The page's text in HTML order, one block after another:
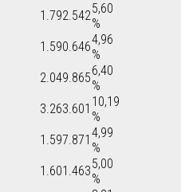
1.792.5425,60
%
1.590.6464,96
%
2.049.8656,40
%
3.263.601 10,19
%
1.597.871 4,99
%
1.601.4635,00
%